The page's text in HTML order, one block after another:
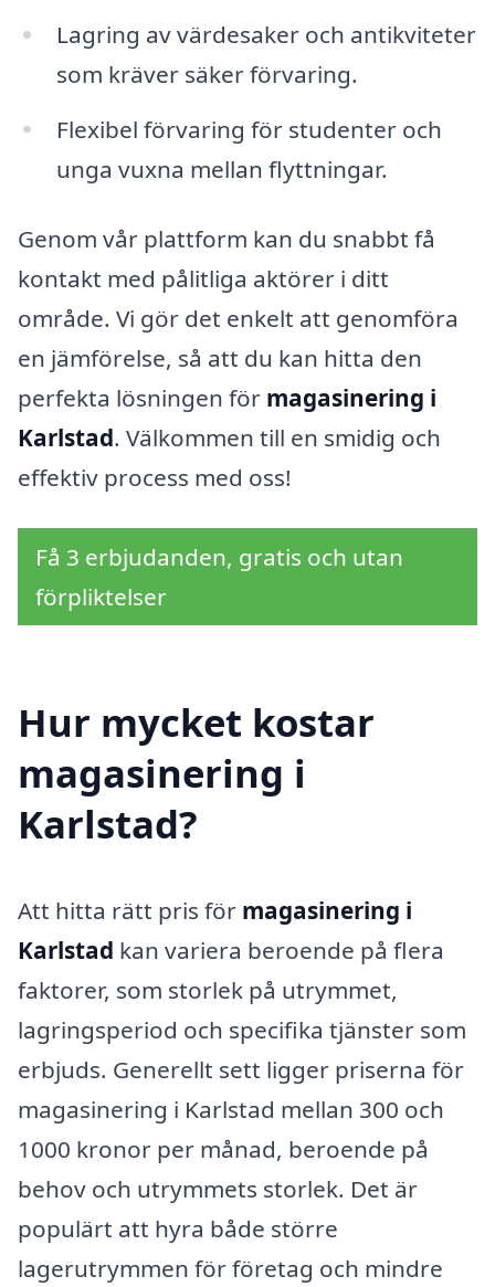
Lagring av värdesaker och antikviteter
som kräver säker förvaring.
Flexibel förvaring för studenter och
unga vuxna mellan flyttningar.
Genom vår plattform kan du snabbt få
kontakt med pålitliga aktörer i ditt
område. Vi gör det enkelt att genomföra
en jämförelse, så att du kan hitta den
perfekta lösningen för magasinering i
Karlstad. Välkommen till en smidig och
effektiv process med oss!
Få 3 erbjudanden, gratis och utan
förpliktelser
Hur mycket kostar
magasinering i
Karlstad?
Att hitta rätt pris för magasinering i
Karlstad kan variera beroende på flera
faktorer, som storlek på utrymmet,
lagringsperiod och specifika tjänster som
erbjuds. Generellt sett ligger priserna för
magasinering i Karlstad mellan 300 och
1000 kronor per månad, beroende på
behov och utrymmets storlek. Det är
populärt att hyra både större
lagerutrymmen för företag och mindre